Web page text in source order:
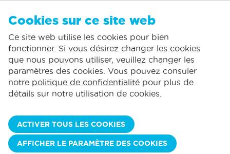
Comprend la consommation normale*
La plus grande offre de location de vacances
Des jours d'arrivée flexibles
Vous pouvez ajouter des hébergements à vos favoris en cliquant sur le
klikken.
St.-Idesbald:
Koksijde:
Oostduinkerke:
Wenduine:
Blankenberge:
Cookies sur ce site web
Ce site web utilise les cookies pour bien
fonctionner. Si vous désirez changer les cookies
que nous pouvons utiliser, veuillez changer les
paramètres des cookies. Vous pouvez consuler
notre politique de confidentialité pour plus de
détails sur notre utilisation de cookies.
ACTIVER TOUS LES COOKIES
AFFICHER LE PARAMÈTRE DES COOKIES